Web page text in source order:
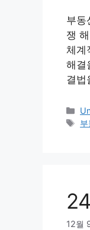
부동
쟁
체계
해결
결법
카
테
태
12월